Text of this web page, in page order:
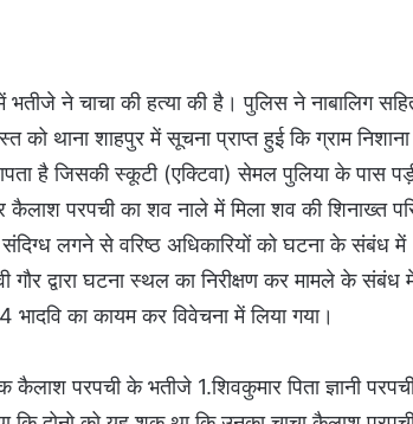
ने चाचा की हत्या की है। पुलिस ने नाबालिग
थाना शाहपुर में सूचना प्राप्त हुई कि ग्राम
है जिसकी स्कूटी (एक्टिवा) सेमल पुलिया के पास
कैलाश परपची का शव नाले में मिला शव की शिनाख्त
लगने से वरिष्ठ अधिकारियों को घटना के संबंध में
गौर द्वारा घटना स्थल का निरीक्षण कर मामले के संबंध
का कायम कर विवेचना में लिया गया।
परपची के भतीजे 1.शिवकुमार पिता ज्ञानी